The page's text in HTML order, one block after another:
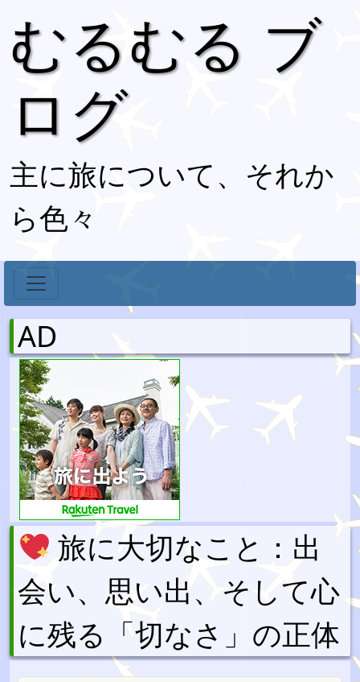
むるむる ブ
ログ
主に旅について、それか
ら色々
AD
旅に大切なこと：出
会い、思い出、そして心
に残る「切なさ」の正体